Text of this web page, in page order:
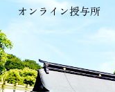
オンライン授与所